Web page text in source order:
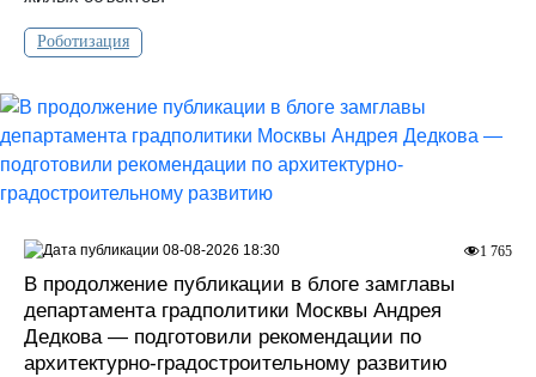
Роботизация
В продолжение публикации в блоге замглавы
департамента градполитики Москвы Андрея
Дедкова — подготовили рекомендации по
архитектурно-градостроительному развитию
1 765
08-08-2026 18:30